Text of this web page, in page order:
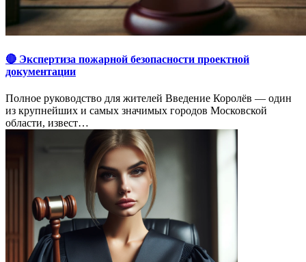
🔴 Экспертиза пожарной безопасности проектной
документации
Полное руководство для жителей Введение Королёв — один
из крупнейших и самых значимых городов Московской
области, извест…